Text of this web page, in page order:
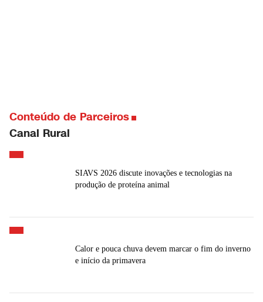
Conteúdo de Parceiros
Canal Rural
SIAVS 2026 discute inovações e tecnologias na
produção de proteína animal
Calor e pouca chuva devem marcar o fim do inverno
e início da primavera